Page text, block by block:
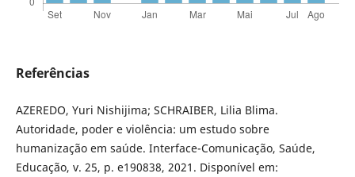
Referências
AZEREDO, Yuri Nishijima; SCHRAIBER, Lilia Blima.
Autoridade, poder e violência: um estudo sobre
humanização em saúde. Interface-Comunicação, Saúde,
Educação, v. 25, p. e190838, 2021. Disponível em: